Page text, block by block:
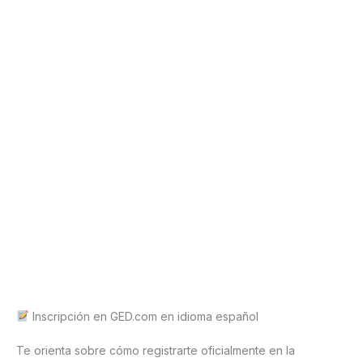
Inscripción en GED.com en idioma español
Te orienta sobre cómo registrarte oficialmente en la